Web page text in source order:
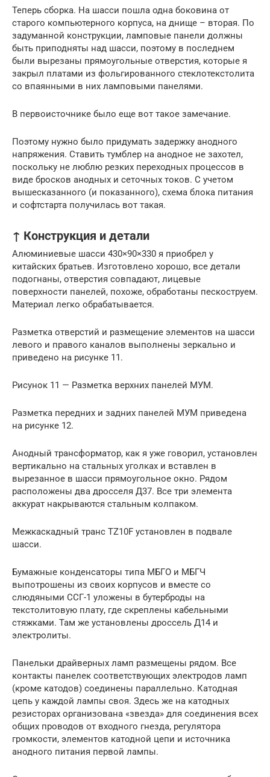
Теперь сборка. На шасси пошла одна боковина от
старого компьютерного корпуса, на днище – вторая. По
задуманной конструкции, ламповые панели должны
быть приподняты над шасси, поэтому в последнем
были вырезаны прямоугольные отверстия, которые я
закрыл платами из фольгированного стеклотекстолита
со впаянными в них ламповыми панелями.
В первоисточнике было еще вот такое замечание.
Поэтому нужно было придумать задержку анодного
напряжения. Ставить тумблер на анодное не захотел,
поскольку не люблю резких переходных процессов в
виде бросков анодных и сеточных токов. С учетом
вышесказанного (и показанного), схема блока питания
и софтстарта получилась вот такая.
↑ Конструкция и детали
Алюминиевые шасси 430×90×330 я приобрел у
китайских братьев. Изготовлено хорошо, все детали
подогнаны, отверстия совпадают, лицевые
поверхности панелей, похоже, обработаны пескоструем.
Материал легко обрабатывается.
Разметка отверстий и размещение элементов на шасси
левого и правого каналов выполнены зеркально и
приведено на рисунке 11.
Рисунок 11 — Разметка верхних панелей МУМ.
Разметка передних и задних панелей МУМ приведена
на рисунке 12.
Анодный трансформатор, как я уже говорил, установлен
вертикально на стальных уголках и вставлен в
вырезанное в шасси прямоугольное окно. Рядом
расположены два дросселя Д37. Все три элемента
аккурат накрываются стальным колпаком.
Межкаскадный транс TZ10F установлен в подвале
шасси.
Бумажные конденсаторы типа МБГО и МБГЧ
выпотрошены из своих корпусов и вместе со
слюдяными ССГ-1 уложены в бутерброды на
текстолитовую плату, где скреплены кабельными
стяжками. Там же установлены дроссель Д14 и
электролиты.
Панельки драйверных ламп размещены рядом. Все
контакты панелек соответствующих электродов ламп
(кроме катодов) соединены параллельно. Катодная
цепь у каждой лампы своя. Здесь же на катодных
резисторах организована «звезда» для соединения всех
общих проводов от входного гнезда, регулятора
громкости, элементов катодной цепи и источника
анодного питания первой лампы.